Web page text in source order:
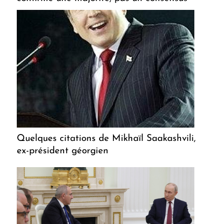
Quelques citations de Mikhaïl Saakashvili,
ex-président géorgien